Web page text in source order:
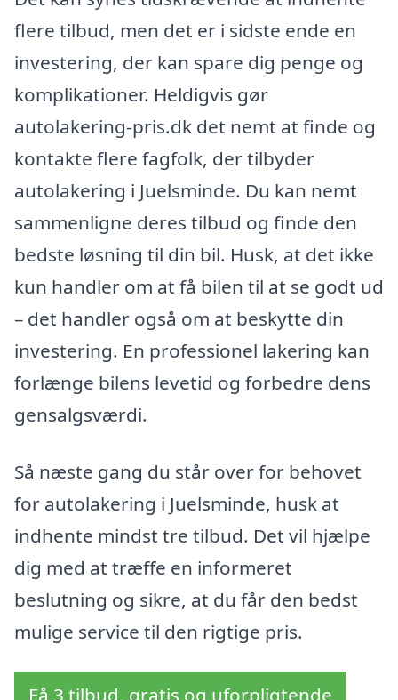
flere tilbud, men det er i sidste ende en
investering, der kan spare dig penge og
komplikationer. Heldigvis gør
autolakering-pris.dk det nemt at finde og
kontakte flere fagfolk, der tilbyder
autolakering i Juelsminde. Du kan nemt
sammenligne deres tilbud og finde den
bedste løsning til din bil. Husk, at det ikke
kun handler om at få bilen til at se godt ud
– det handler også om at beskytte din
investering. En professionel lakering kan
forlænge bilens levetid og forbedre dens
gensalgsværdi.
Så næste gang du står over for behovet
for autolakering i Juelsminde, husk at
indhente mindst tre tilbud. Det vil hjælpe
dig med at træffe en informeret
beslutning og sikre, at du får den bedst
mulige service til den rigtige pris.
Få 3 tilbud, gratis og uforpligtende